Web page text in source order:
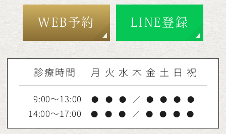
WEB予約 LINE登録
診療時間 月 火 水 木 金 土 日 祝
9:00～13:00 ● ● ● ／ ● ● ● ●
14:00～17:00 ● ● ● ／ ● ● ● ●